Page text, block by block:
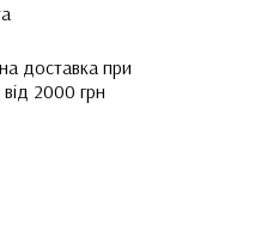
доставка при
2000 грн